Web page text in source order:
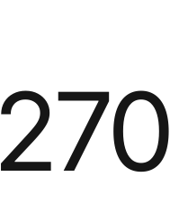
270